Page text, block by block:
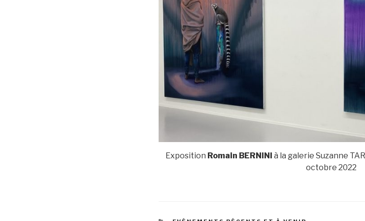
Exposition Romain BERNINI à la galerie Suzanne
octobre 2022